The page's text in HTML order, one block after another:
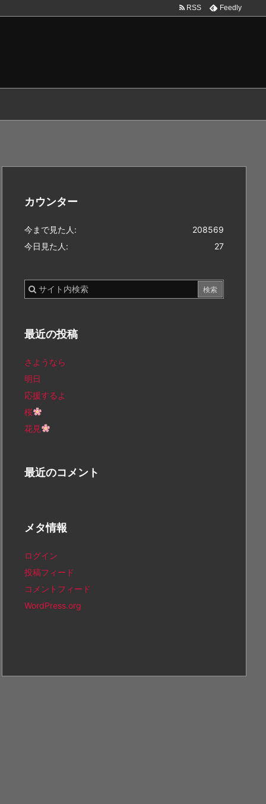
RSS Feedly
カウンター
208569
今まで見た人:
27
今日見た人:
最近の投稿
さようなら
明日
応援するよ
桜
花見
最近のコメント
メタ情報
ログイン
投稿フィード
コメントフィード
WordPress.org